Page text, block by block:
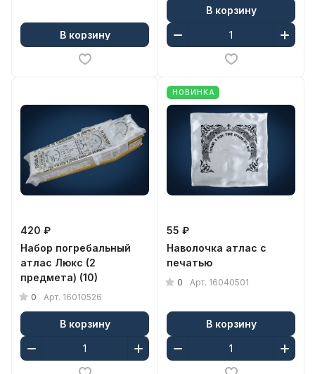
В корзину
В корзину
420 ₽
Набор погребальный
атлас Люкс (2
предмета) (10)
0 Арт. 16010526
В корзину
НОВИНКА
55 ₽
Наволочка атлас с
печатью
0 Арт. 16040501
В корзину